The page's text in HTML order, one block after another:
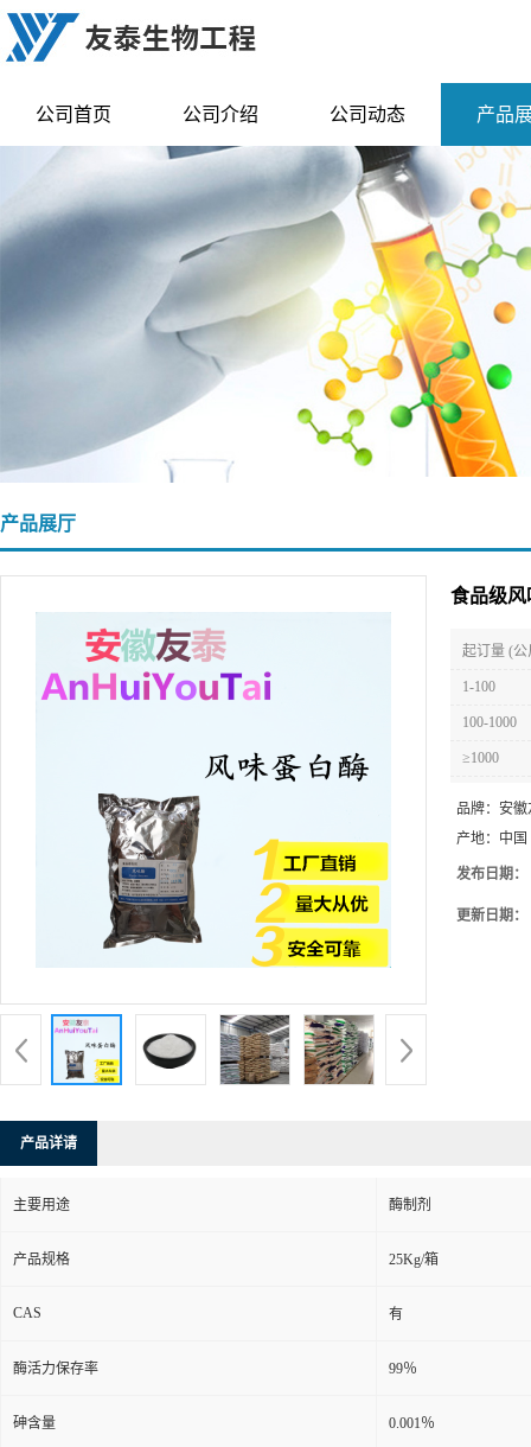
公司首页 公司介绍 公司动态 产品
产品展厅
食品级风
起订量 (公
1-100
100-1000
≥1000
品牌： 安徽
产地： 中国
发布日期：
更新日期：
产品详请
主要用途 酶制剂
产品规格 25Kg/箱
CAS 有
酶活力保存率 99％
砷含量 0.001％